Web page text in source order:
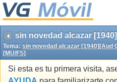
Tema: sin novedad alcazar [1940][Aud
[MU/FS]
Si esta es tu primera visita,